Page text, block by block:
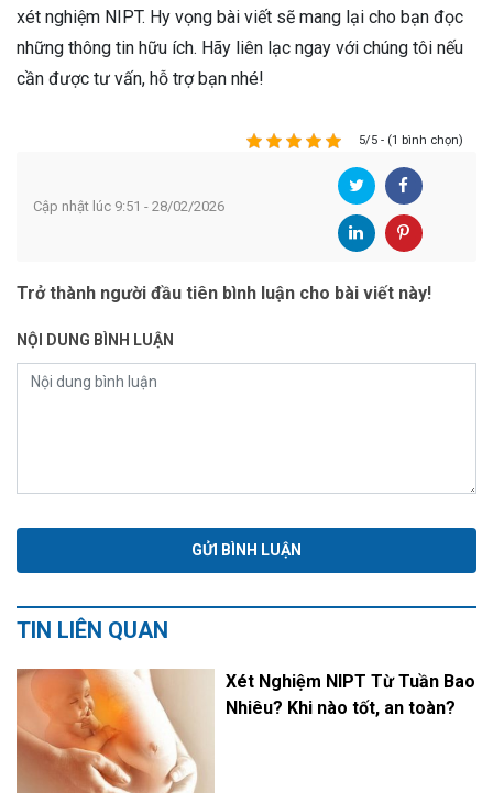
xét nghiệm NIPT. Hy vọng bài viết sẽ mang lại cho bạn đọc
những thông tin hữu ích. Hãy liên lạc ngay với chúng tôi nếu
cần được tư vấn, hỗ trợ bạn nhé!
5/5 - (1 bình chọn)
Cập nhật lúc 9:51 - 28/02/2026
Trở thành người đầu tiên bình luận cho bài viết này!
NỘI DUNG BÌNH LUẬN
TIN LIÊN QUAN
Xét Nghiệm NIPT Từ Tuần Bao
Nhiêu? Khi nào tốt, an toàn?